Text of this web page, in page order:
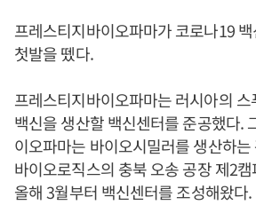
프레스티지바이오파마가 코로나19
첫발을 뗐다.
프레스티지바이오파마는 러시아의
백신을 생산할 백신센터를 준공했다.
이오파마는 바이오시밀러를 생산하
바이오로직스의 충북 오송 공장 제2
올해 3월부터 백신센터를 조성해왔다.